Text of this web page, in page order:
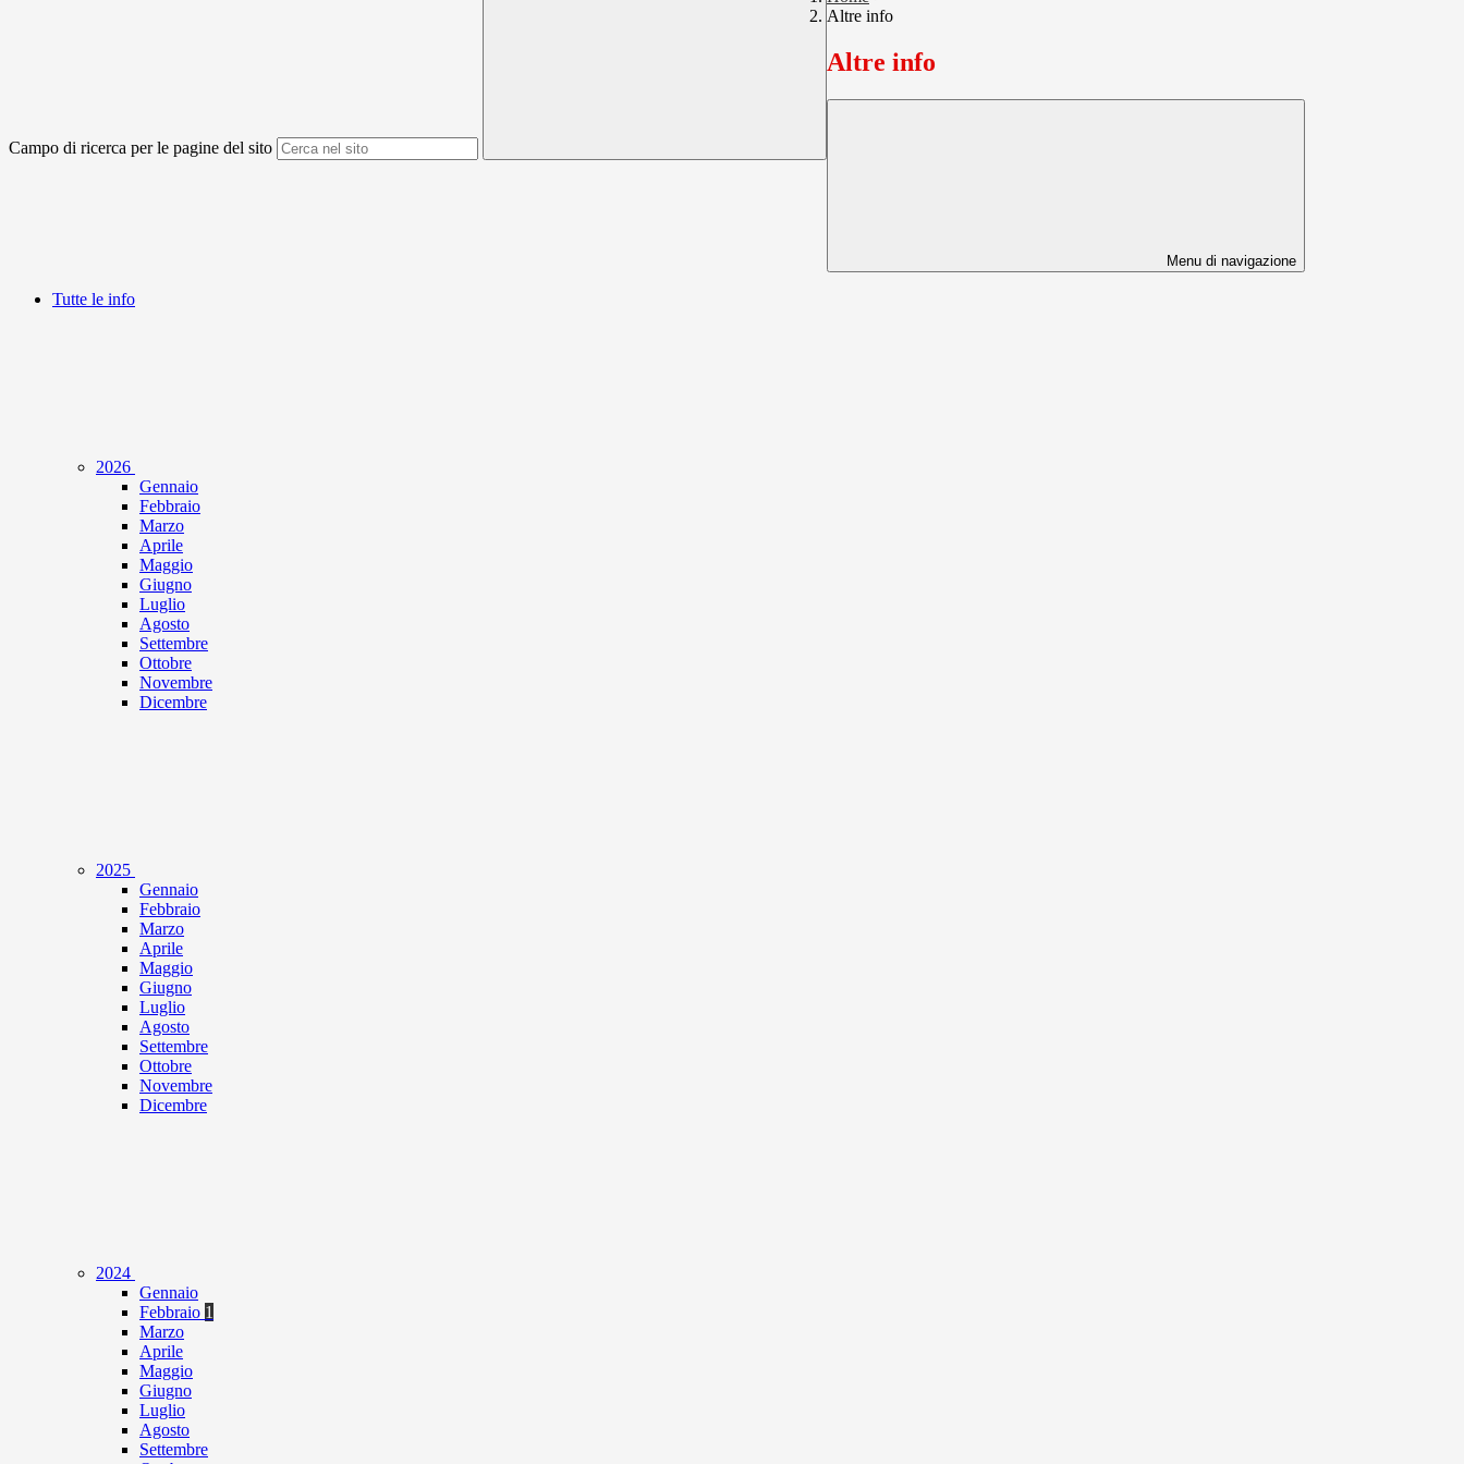
Campo di ricerca per le pagine del sito
Altre info
Altre info
Menu di navigazione
Tutte le info
2026
Gennaio
Febbraio
Marzo
Aprile
Maggio
Giugno
Luglio
Agosto
Settembre
Ottobre
Novembre
Dicembre
2025
Gennaio
Febbraio
Marzo
Aprile
Maggio
Giugno
Luglio
Agosto
Settembre
Ottobre
Novembre
Dicembre
2024
Gennaio
Febbraio 1
Marzo
Aprile
Maggio
Giugno
Luglio
Agosto
Settembre